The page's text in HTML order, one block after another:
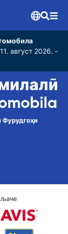
август 2026. -
Фурудгоҳи